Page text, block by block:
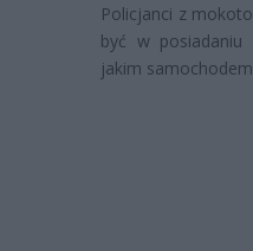
Policjanci z
być w posiadaniu
jakim